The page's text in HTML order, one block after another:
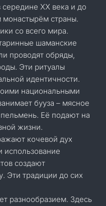
XX века и до
монастырём страны.
со всего мира.
шаманские
проводят обряды,
Эти ритуалы
идентичности.
национальными
бууза – мясное
Её подают на
жизни.
кочевой дух
использование
создают
Эти традиции до сих
разнообразием. Здесь